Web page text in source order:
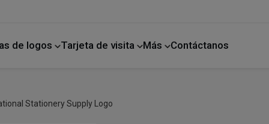
de logos Tarjeta de visita Más Contáctanos
Stationery Supply Logo